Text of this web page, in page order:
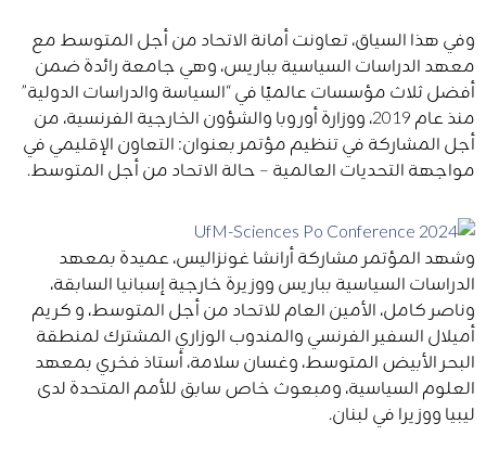
وفي هذا السياق، تعاونت أمانة الاتحاد من أجل المتوسط ​​مع
معهد الدراسات السياسية بباريس، وهي جامعة رائدة ضمن
أفضل ثلاث مؤسسات عالميًا في “السياسة والدراسات الدولية”
منذ عام 2019، ووزارة أوروبا والشؤون الخارجية الفرنسية، من
أجل المشاركة في تنظيم مؤتمر بعنوان: التعاون الإقليمي في
مواجهة التحديات العالمية – حالة الاتحاد من أجل المتوسط.
وشهد المؤتمر مشاركة أرانشا غونزاليس، عميدة بمعهد
الدراسات السياسية بباريس ووزيرة خارجية إسبانيا السابقة،
وناصر كامل، الأمين العام للاتحاد من أجل المتوسط، و كريم
أميلال السفير الفرنسي والمندوب الوزاري المشترك لمنطقة
البحر الأبيض المتوسط، وغسان سلامة، أستاذ فخري بمعهد
العلوم السياسية، ومبعوث خاص سابق للأمم المتحدة لدى
ليبيا ووزيرا في لبنان.